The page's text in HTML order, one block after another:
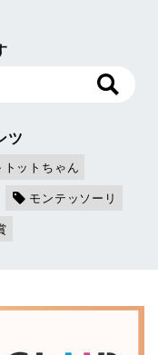
ツ
トットちゃん
モンテッソーリ